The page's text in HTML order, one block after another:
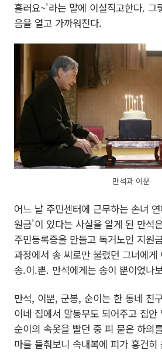
흘러요~'라는 말에 이실직고한다. 그
음을 열고 가까워진다.
만석과 이뿐
어느 날 주민센터에 근무하는 손녀
원금'이 있다는 사실을 알게 된 만석
주민등록증을 만들고 독거노인 지원
과정에서 송 씨로만 불렸던 그녀에게
송.이.뿐. 만석에게는 송이 뿐이었나
만석, 이뿐, 군봉, 순이는 한 동네 친
이네 집에서 말동무도 되어주고 집안
순이의 속옷을 빨던 중 피 묻은 하의
마를 들춰보니 속내복에 피가 흥건히